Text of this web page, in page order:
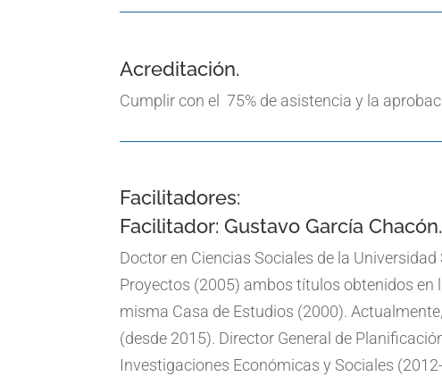
Acreditación.
Cumplir con el 75% de asistencia y la
Facilitadores:
Facilitador: Gustavo García Chacón.
Doctor en Ciencias Sociales de la
Proyectos (2005) ambos títulos obtenidos en
misma Casa de Estudios (2000).
(desde 2015). Director General de
Investigaciones Económicas y Sociales